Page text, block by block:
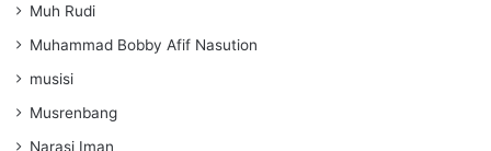
Muh Rudi
Muhammad Bobby Afif Nasution
musisi
Musrenbang
Narasi Iman